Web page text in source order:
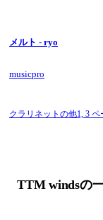
#TTM24
#TheTwistmen
#全力疾吹 #團
Copyright ©
All Rights
メルト - ryo
musicpro
クラリネットの他1, 3 ペ
TTM windsの